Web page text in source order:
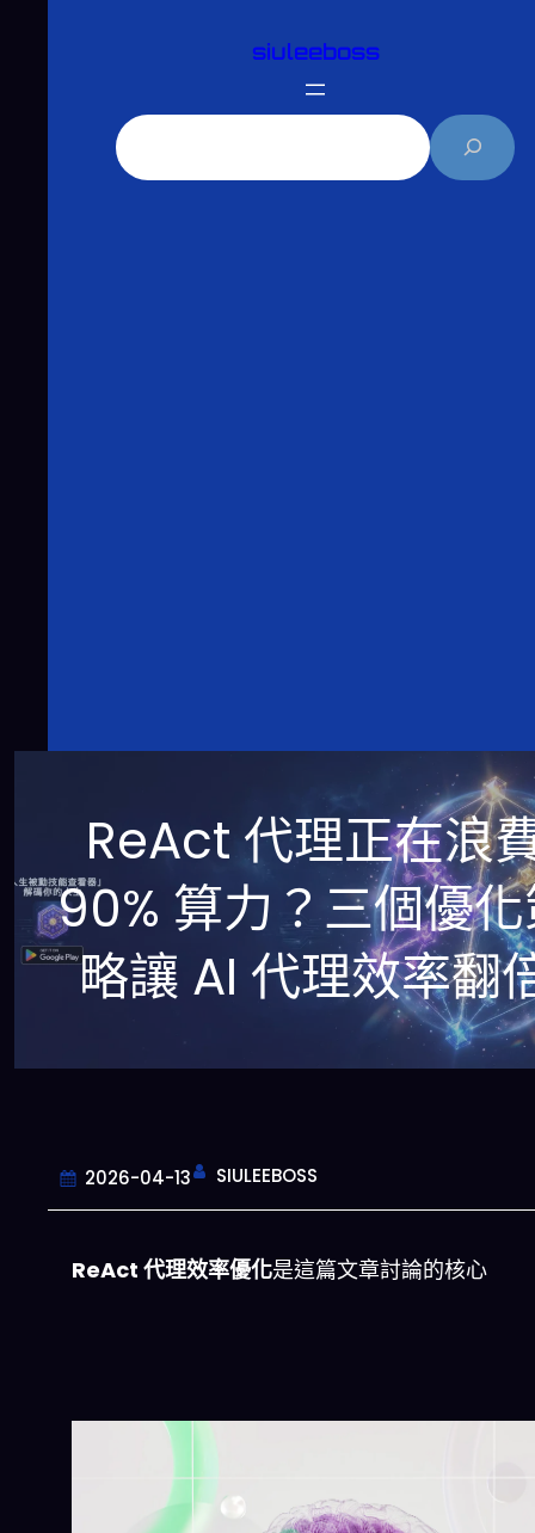
siuleeboss
ReAct 代理正在浪
90% 算力？三個優
略讓 AI 代理效率翻
2026-04-13 SIULEEBOSS
ReAct 代理效率優化是這篇文章討論的核心